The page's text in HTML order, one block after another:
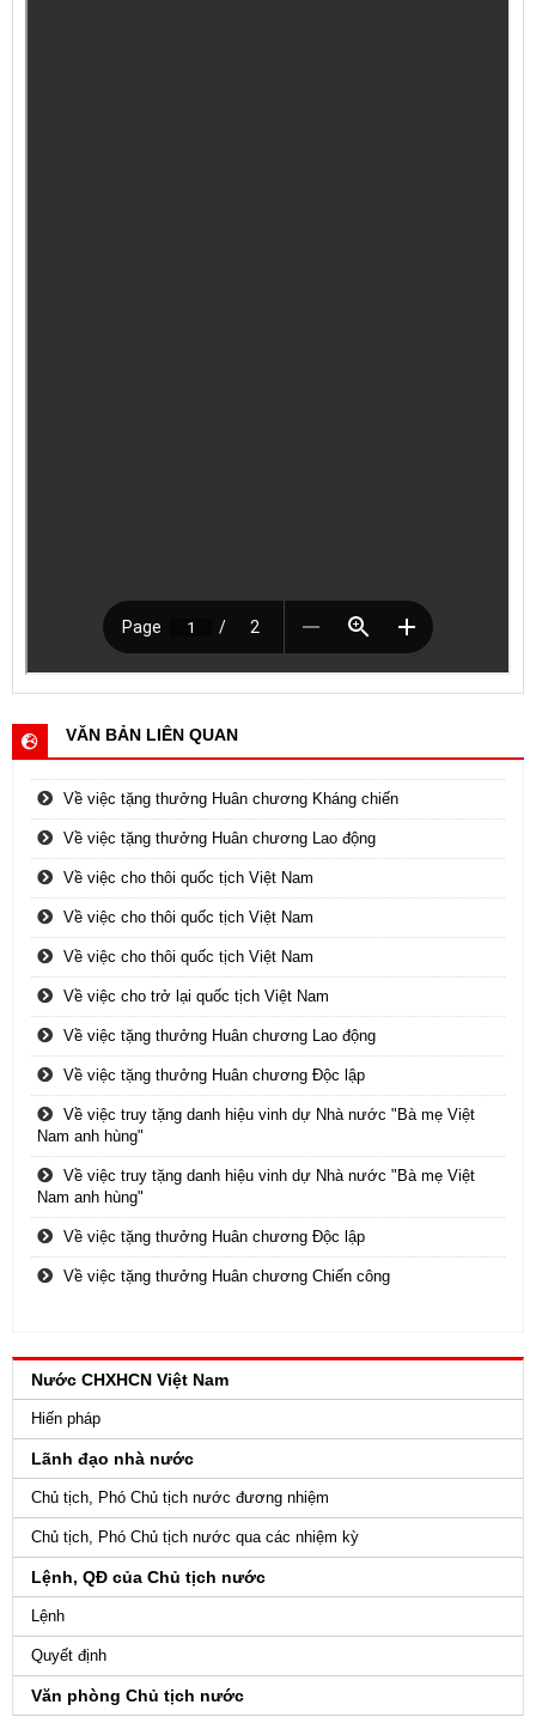
VĂN BẢN LIÊN QUAN
Về việc tặng thưởng Huân chương Kháng chiến
Về việc tặng thưởng Huân chương Lao động
Về việc cho thôi quốc tịch Việt Nam
Về việc cho thôi quốc tịch Việt Nam
Về việc cho thôi quốc tịch Việt Nam
Về việc cho trở lại quốc tịch Việt Nam
Về việc tặng thưởng Huân chương Lao động
Về việc tặng thưởng Huân chương Độc lập
Về việc truy tặng danh hiệu vinh dự Nhà nước "Bà mẹ Việt
Nam anh hùng"
Về việc truy tặng danh hiệu vinh dự Nhà nước "Bà mẹ Việt
Nam anh hùng"
Về việc tặng thưởng Huân chương Độc lập
Về việc tặng thưởng Huân chương Chiến công
Nước CHXHCN Việt Nam
Hiến pháp
Lãnh đạo nhà nước
Chủ tịch, Phó Chủ tịch nước đương nhiệm
Chủ tịch, Phó Chủ tịch nước qua các nhiệm kỳ
Lệnh, QĐ của Chủ tịch nước
Lệnh
Quyết định
Văn phòng Chủ tịch nước